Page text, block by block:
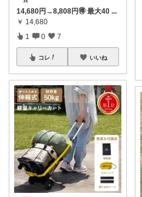
14,680円→8,808円🉐 最大40 ...
￥ 14,680
1 0 7
コレ いいね